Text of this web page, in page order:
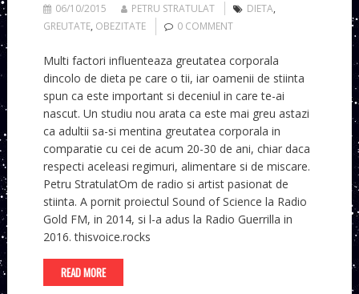
06/10/2015 PETRU STRATULAT DIETA,
GREUTATE, OBEZITATE 0 COMMENT
Multi factori influenteaza greutatea corporala
dincolo de dieta pe care o tii, iar oamenii de stiinta
spun ca este important si deceniul in care te-ai
nascut. Un studiu nou arata ca este mai greu astazi
ca adultii sa-si mentina greutatea corporala in
comparatie cu cei de acum 20-30 de ani, chiar daca
respecti aceleasi regimuri, alimentare si de miscare.
Petru StratulatOm de radio si artist pasionat de
stiinta. A pornit proiectul Sound of Science la Radio
Gold FM, in 2014, si l-a adus la Radio Guerrilla in
2016. thisvoice.rocks
READ MORE